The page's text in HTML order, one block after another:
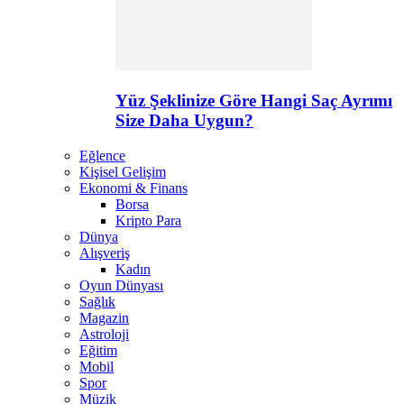
Yüz Şeklinize Göre Hangi Saç Ayrımı
Size Daha Uygun?
Eğlence
Kişisel Gelişim
Ekonomi & Finans
Borsa
Kripto Para
Dünya
Alışveriş
Kadın
Oyun Dünyası
Sağlık
Magazin
Astroloji
Eğitim
Mobil
Spor
Müzik